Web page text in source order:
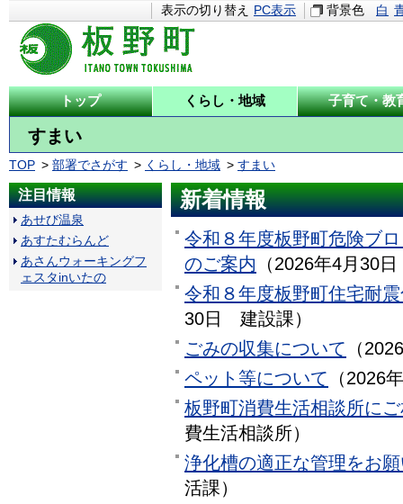
表示の切り替え PC表示 背景色 白
トップ くらし・地域 子育て・教
すまい
TOP 部署でさがす くらし・地域 すまい
新着情報
令和８年度板野町危険ブ
のご案内 （2026年4月30日
令和８年度板野町住宅耐
30日
建設課）
ごみの収集について （
ペット等について （2026
板野町消費生活相談所に
費生活相談所）
浄化槽の適正な管理をお
活課）
注目情報
あせび温泉
あすたむらんど
あさんウォーキングフ
ェスタinいたの